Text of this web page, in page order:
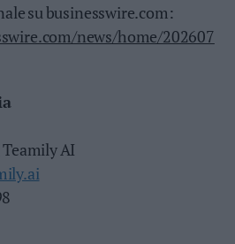
su businesswire.com:
news/home/202607
AI